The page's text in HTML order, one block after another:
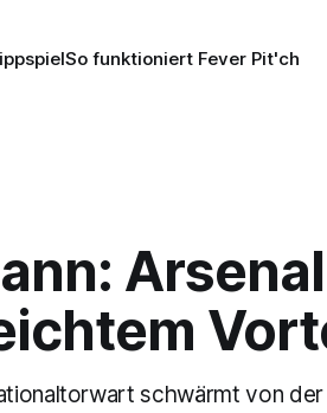
So funktioniert Fever Pit'ch
schwärmt von